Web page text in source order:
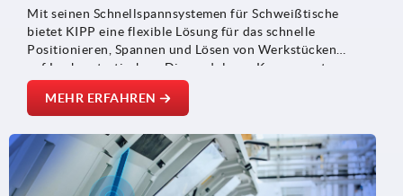
Mit seinen Schnellspannsystemen für Schweißtische
bietet KIPP eine flexible Lösung für das schnelle
Positionieren, Spannen und Lösen von Werkstücken
auf Lochrastertischen. Die modularen Komponenten
unterstützen effiziente Rüstprozesse und sorgen für
eine reproduzierbare Positionierung – ideal für den
Anlagenbau sowie die Metallverarbeitung.
MEHR ERFAHREN